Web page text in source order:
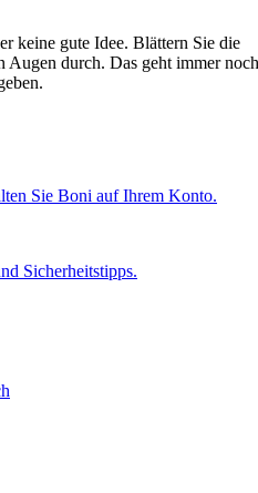
keine gute Idee. Blättern Sie die
Augen durch. Das geht immer noch
Sie Boni auf Ihrem Konto.
Sicherheitstipps.